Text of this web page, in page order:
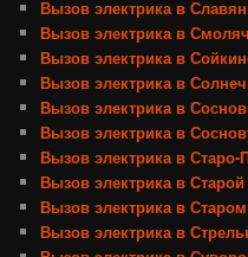
Вызов электрика в
Вызов электрика в
Вызов электрика в
Вызов электрика в
Вызов электрика в
Вызов электрика в
Вызов электрика в Старо-
Вызов электрика в
Вызов электрика в
Вызов электрика в